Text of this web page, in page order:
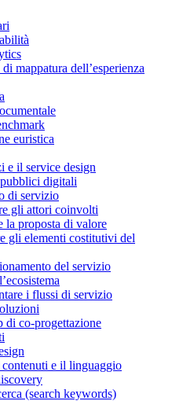
mappatura dell’esperienza
euristica
e il service design
digitali
di servizio
gli attori coinvolti
la proposta di valore
gli elementi costitutivi del
del servizio
i flussi di servizio
di co-progettazione
e il linguaggio
(search keywords)